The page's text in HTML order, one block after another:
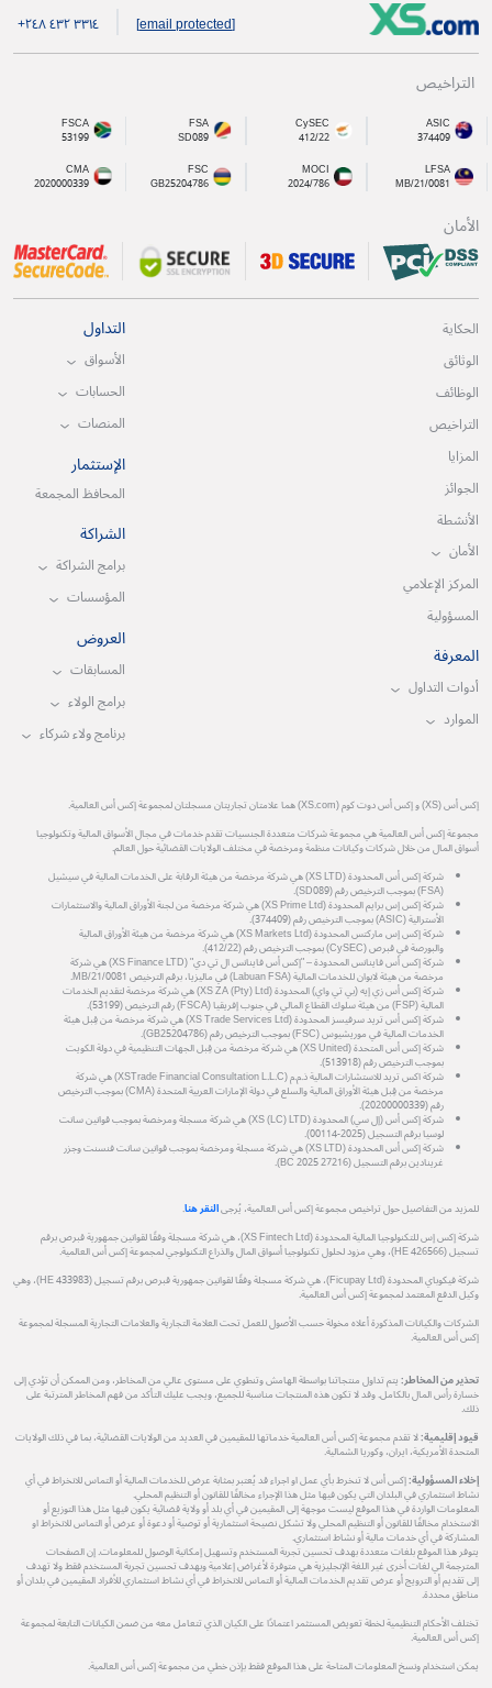
[email protected] +۲٤۸ ٤۳۲ ۳۳۱٤
التراخيص
ASIC
374409
CySEC
412/22
FSA
SD089
FSCA
53199
LFSA
MB/21/0081
MOCI
2024/786
FSC
GB25204786
CMA
2020000339
الأمان
الحكاية
الوثائق
الوظائف
التراخيص
المزايا
الجوائز
الأنشطة
الأمان
المركز الإعلامي
المسؤولية
المعرفة
أدوات التداول
الموارد
التداول
الأسواق
الحسابات
المنصات
الإستثمار
المحافظ المجمعة
الشراكة
برامج الشراكة
المؤسسات
العروض
المسابقات
برامج الولاء
برنامج ولاء شركاء
إكس أس (XS) و إكس أس دوت كوم (XS.com) هما علامتان تجاريتان مسجلتان لمجموعة إكس أس العالمية.
مجموعة إكس أس العالمية هي مجموعة شركات متعددة الجنسيات تقدم خدمات في مجال الأسواق المالية وتكنولوجيا
أسواق المال من خلال شركات وكيانات منظمة ومرخصة في مختلف الولايات القضائية حول العالم.
شركة إكس أس المحدودة (XS LTD) هي شركة مرخصة من هيئة الرقابة على الخدمات المالية في سيشيل
(FSA) بموجب الترخيص رقم (SD089).
شركة إكس إس برايم المحدودة (XS Prime Ltd) هي شركة مرخصة من لجنة الأوراق المالية والاستثمارات
الأسترالية (ASIC) بموجب الترخيص رقم (374409).
شركة إكس إس ماركتس المحدودة (XS Markets Ltd) هي شركة مرخصة من هيئة الأوراق المالية
والبورصة في قبرص (CySEC) بموجب الترخيص رقم (412/22).
شركة إكس أس فاينانس المحدودة – "إكس أس فاينانس ال تي دي" (XS Finance LTD) هي شركة
مرخصة من هيئة لابوان للخدمات المالية (Labuan FSA) في ماليزيا، برقم الترخيص MB/21/0081.
شركة إكس أس زي إيه (بي تي واي) المحدودة (XS ZA (Pty) Ltd) هي شركة مرخصة لتقديم الخدمات
المالية (FSP) من هيئة سلوك القطاع المالي في جنوب إفريقيا (FSCA) رقم الترخيص (53199).
شركة إكس أس تريد سرفيسز المحدودة (XS Trade Services Ltd) هي شركة مرخصة من قِبل هيئة
الخدمات المالية في موريشيوس (FSC) بموجب الترخيص رقم (GB25204786).
شركة إكس أس المتحدة (XS United) هي شركة مرخصة من قِبل الجهات التنظيمية في دولة الكويت
بموجب الترخيص رقم (513918).
شركة اكس تريد للاستشارات المالية ذ.م.م (XSTrade Financial Consultation L.L.C) هي شركة
مرخصة من قِبل هيئة الأوراق المالية والسلع في دولة الإمارات العربية المتحدة (CMA) بموجب الترخيص
رقم (20200000339).
شركة إكس أس (إل سي) المحدودة (XS (LC) LTD) هي شركة مسجلة ومرخصة بموجب قوانين سانت
لوسيا برقم التسجيل (2025-00114).
شركة إكس أس المحدودة (XS LTD) هي شركة مسجلة ومرخصة بموجب قوانين سانت فنسنت وجزر
غرينادين برقم التسجيل (27216 BC 2025).
للمزيد من التفاصيل حول تراخيص مجموعة إكس أس العالمية، يُرجىالنقر هنا.
شركة إكس إس للتكنولوجيا المالية المحدودة (XS Fintech Ltd)، هي شركة مسجلة وفقًا لقوانين جمهورية قبرص برقم
تسجيل (HE 426566)، وهي مزود لحلول تكنولوجيا أسواق المال والذراع التكنولوجي لمجموعة إكس أس العالمية.
شركة فيكوباي المحدودة (Ficupay Ltd)، هي شركة مسجلة وفقًا لقوانين جمهورية قبرص برقم تسجيل (HE 433983)، وهي
وكيل الدفع المعتمد لمجموعة إكس أس العالمية.
الشركات والكيانات المذكورة أعلاه مخولة حسب الأصول للعمل تحت العلامة التجارية والعلامات التجارية المسجلة لمجموعة
إكس أس العالمية.
تحذير من المخاطر:يتم تداول منتجاتنا بواسطة الهامش وتنطوي على مستوى عالي من المخاطر، ومن الممكن أن تؤدي إلى
خسارة رأس المال بالكامل. وقد لا تكون هذه المنتجات مناسبة للجميع، ويجب عليك التأكد من فهم المخاطر المترتبة على
ذلك.
قيود إقليمية:لا تقدم مجموعة إكس أس العالمية خدماتها للمقيمين في العديد من الولايات القضائية، بما في ذلك الولايات
المتحدة الأمريكية، ايران، وكوريا الشمالية.
إخلاء المسؤولية:إكس أس لا تنخرط بأي عمل او اجراء قد يُعتبر بمثابة عرض للخدمات المالية أو التماس للانخراط في أي
نشاط استثماري في البلدان التي يكون فيها مثل هذا الإجراء مخالفًا للقانون أو التنظيم المحلي.
المعلومات الواردة في هذا الموقع ليست موجهة إلى المقيمين في أي بلد أو ولاية قضائية يكون فيها مثل هذا التوزيع أو
الاستخدام مخالفًا للقانون أو التنظيم المحلي ولا تشكل نصيحة استثمارية أو توصية أو دعوة أو عرض أو التماس للانخراط او
المشاركة في أي خدمات مالية أو نشاط استثماري.
يتوفر هذا الموقع بلغات متعددة بهدف تحسين تجربة المستخدم وتسهيل إمكانية الوصول للمعلومات. إن الصفحات
المترجمة الي لغات أخرى غير اللغة الإنجليزية هي متوفرة لأغراض إعلامية وبهدف تحسين تجربة المستخدم فقط ولا تهدف
إلى تقديم أو الترويج أو عرض تقديم الخدمات المالية أو التماس للانخراط في أي نشاط استثماري للأفراد المقيمين في بلدان أو
مناطق محددة.
تختلف الأحكام التنظيمية لخطة تعويض المستثمر اعتمادًا على الكيان الذي تتعامل معه من ضمن الكيانات التابعة لمجموعة
إكس أس العالمية.
يمكن استخدام ونسخ المعلومات المتاحة على هذا الموقع فقط بإذن خطي من مجموعة إكس أس العالمية.